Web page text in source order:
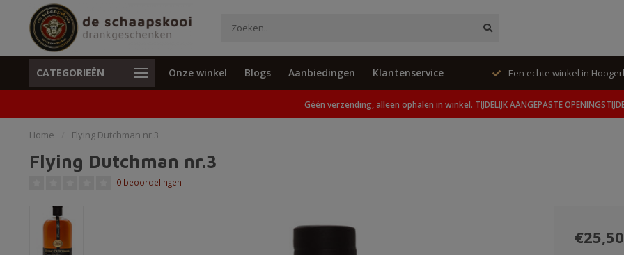
CATEGORIEËN Onze winkel Blogs Aanbiedingen Klantenservice
Unieke cadeaus en specials Geen verzending, alleen ophalen in winkel. Een echte winkel in
Géén verzending, alleen ophalen in winkel. TIJDELIJK AANGEPASTE
Home Flying Dutchman nr.3
Flying Dutchman nr.3
0 beoordelingen
€25,50